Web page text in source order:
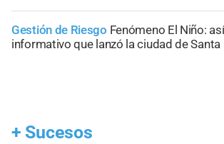
Gestión de Riesgo Fenómeno El Niño:
informativo que lanzó la ciudad de Santa
+ Sucesos